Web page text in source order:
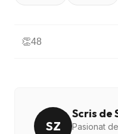
👏48
SZ
Scris de
Pasionat